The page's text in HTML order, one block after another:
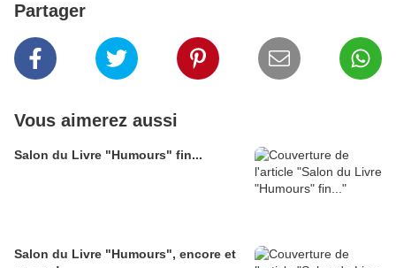
Partager
Vous aimerez aussi
Salon du Livre "Humours" fin...
Salon du Livre "Humours", encore et